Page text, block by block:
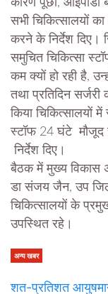
कारण पूछा, आईपीडी
सभी चिकित्सालयों
करने के निर्देश दिए।
समुचित चिकित्सा
कम क्यों हो रही है,
तथा प्रतिदिन सर्जरी
किया चिकित्सालयों
स्टॉफ 24 घंटे मौजूद
निर्देश दिए।
बैठक में मुख्य विकास
डा संजय जैन, उप
चिकित्सालयों के
उपस्थित रहे।
अन्य खबर
शत-प्रतिशत